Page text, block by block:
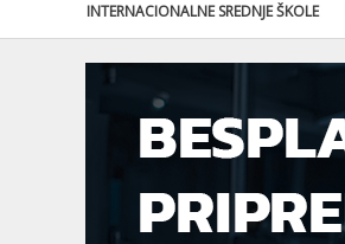
INTERNACIONALNE SREDNJE ŠKOLE